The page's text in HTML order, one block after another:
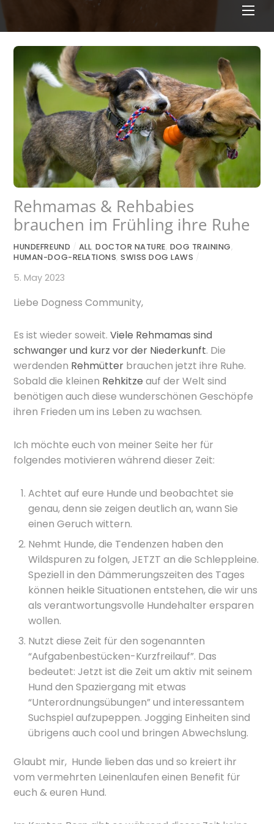
Rehmamas & Rehbabies
brauchen im Frühling ihre Ruhe
HUNDEFREUND ALL,DOCTOR NATURE, DOG TRAINING,
HUMAN-DOG-RELATIONS,SWISS DOG LAWS
5. May 2023
Liebe Dogness Community,
Es ist wieder soweit.Viele Rehmamas sind
schwanger und kurz vor der Niederkunft. Die
werdenden Rehmütter brauchen jetzt ihre Ruhe.
Sobald die kleinen Rehkitze auf der Welt sind
benötigen auch diese wunderschönen Geschöpfe
ihren Frieden um ins Leben zu wachsen.
Ich möchte euch von meiner Seite her für
folgendes motivieren während dieser Zeit:
Achtet auf eure Hunde und beobachtet sie
genau, denn sie zeigen deutlich an, wann Sie
einen Geruch wittern.
Nehmt Hunde, die Tendenzen haben den
Wildspuren zu folgen, JETZT an die Schleppleine.
Speziell in den Dämmerungszeiten des Tages
können heikle Situationen entstehen, die wir uns
als verantwortungsvolle Hundehalter ersparen
wollen.
Nutzt diese Zeit für den sogenannten
“Aufgabenbestücken-Kurzfreilauf”. Das
bedeutet: Jetzt ist die Zeit um aktiv mit seinem
Hund den Spaziergang mit etwas
“Unterordnungsübungen” und interessantem
Suchspiel aufzupeppen. Jogging Einheiten sind
übrigens auch cool und bringen Abwechslung.
Glaubt mir, Hunde lieben das und so kreiert ihr
vom vermehrten Leinenlaufen einen Benefit für
euch & euren Hund.